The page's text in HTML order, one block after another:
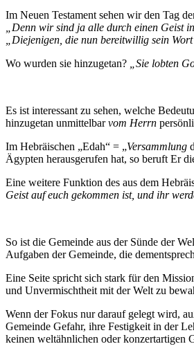
Im Neuen Testament sehen wir den Tag
„Denn wir sind ja alle durch einen Geist
„Diejenigen, die nun bereitwillig sein
Wo wurden sie hinzugetan?
„Sie lobten
Es ist interessant zu sehen, welche
hinzugetan unmittelbarvom Herrn
Im Hebräischen „Edah“ = „Versammlung
Ägypten herausgerufen hat, so beruft Er
Eine weitere Funktion des aus dem
Geist auf euch gekommen ist, und ihr
So ist die Gemeinde aus der Sünde der
Aufgaben der Gemeinde, die
Eine Seite spricht sich stark für den
und Unvermischtheit mit der Welt zu
Wenn der Fokus nur darauf gelegt wird,
Gemeinde Gefahr, ihre Festigkeit in der
keinen weltähnlichen oder konzertartigen